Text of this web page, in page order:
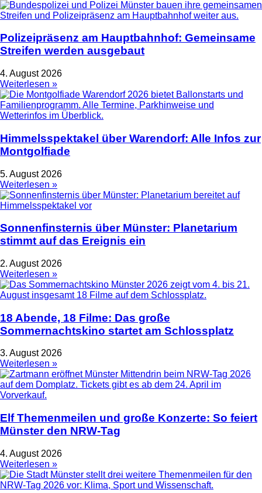
Polizeipräsenz am Hauptbahnhof: Gemeinsame
Streifen werden ausgebaut
4. August 2026
Weiterlesen »
Himmelsspektakel über Warendorf: Alle Infos zur
Montgolfiade
5. August 2026
Weiterlesen »
Sonnenfinsternis über Münster: Planetarium
stimmt auf das Ereignis ein
2. August 2026
Weiterlesen »
18 Abende, 18 Filme: Das große
Sommernachtskino startet am Schlossplatz
3. August 2026
Weiterlesen »
Elf Themenmeilen und große Konzerte: So feiert
Münster den NRW-Tag
4. August 2026
Weiterlesen »